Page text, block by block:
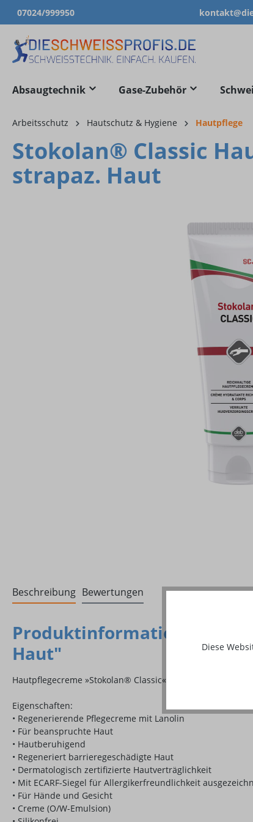
Zur Hauptnavigation springen
07024/999950
Absaugtechnik Gase-Zubehör
Arbeitsschutz Hautschutz & Hygiene Hautpflege
Stokolan® Classic
strapaz. Haut
Beschreibung Bewertungen
Produktinformationen
Haut"
Hautpflegecreme »Stokolan® Classic«
Eigenschaften:
• Regenerierende Pflegecreme mit Lanolin
• Für beanspruchte Haut
• Hautberuhigend
• Regeneriert barrieregeschädigte Haut
• Dermatologisch zertifizierte Hautverträglichkeit
• Mit ECARF-Siegel für Allergikerfreundlichkeit
• Für Hände und Gesicht
• Creme (O/W-Emulsion)
Diese